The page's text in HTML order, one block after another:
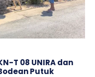
T 08 UNIRA dan
Putuk